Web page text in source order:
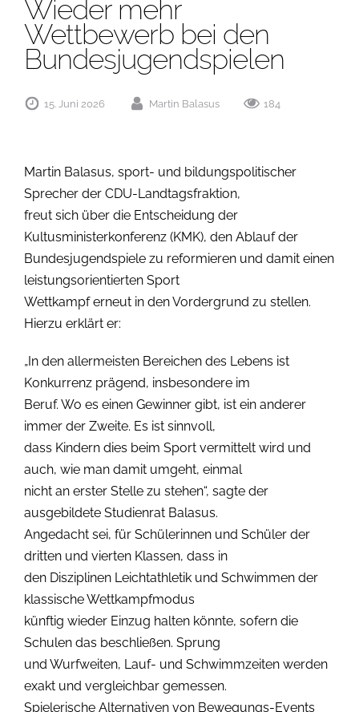
Wieder mehr
Wettbewerb bei den
Bundesjugendspielen
15. Juni 2026 Martin Balasus 184
Martin Balasus, sport- und bildungspolitischer
Sprecher der CDU-Landtagsfraktion,
freut sich über die Entscheidung der
Kultusministerkonferenz (KMK), den Ablauf der
Bundesjugendspiele zu reformieren und damit einen
leistungsorientierten Sport
Wettkampf erneut in den Vordergrund zu stellen.
Hierzu erklärt er:
„In den allermeisten Bereichen des Lebens ist
Konkurrenz prägend, insbesondere im
Beruf. Wo es einen Gewinner gibt, ist ein anderer
immer der Zweite. Es ist sinnvoll,
dass Kindern dies beim Sport vermittelt wird und
auch, wie man damit umgeht, einmal
nicht an erster Stelle zu stehen“, sagte der
ausgebildete Studienrat Balasus.
Angedacht sei, für Schülerinnen und Schüler der
dritten und vierten Klassen, dass in
den Disziplinen Leichtathletik und Schwimmen der
klassische Wettkampfmodus
künftig wieder Einzug halten könnte, sofern die
Schulen das beschließen. Sprung
und Wurfweiten, Lauf- und Schwimmzeiten werden
exakt und vergleichbar gemessen.
Spielerische Alternativen von Bewegungs-Events